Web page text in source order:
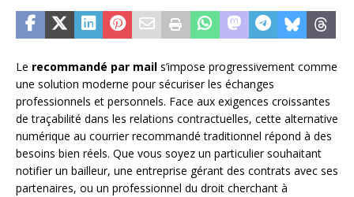
Le recommandé par mail s’impose progressivement comme
une solution moderne pour sécuriser les échanges
professionnels et personnels. Face aux exigences croissantes
de traçabilité dans les relations contractuelles, cette alternative
numérique au courrier recommandé traditionnel répond à des
besoins bien réels. Que vous soyez un particulier souhaitant
notifier un bailleur, une entreprise gérant des contrats avec ses
partenaires, ou un professionnel du droit cherchant à